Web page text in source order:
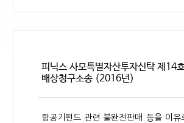
피닉스 사모특별자산투자신탁 제14
배상청구소송 (2016년)
항공기펀드 관련 불완전판매 등을 이유